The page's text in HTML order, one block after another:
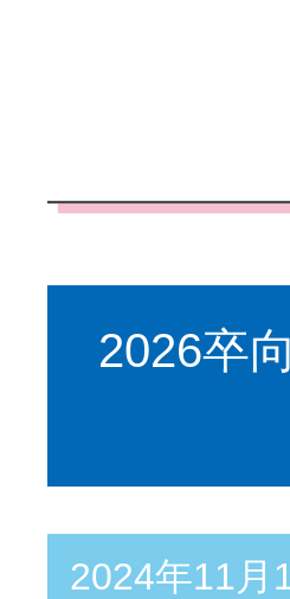
教育
看護部
スペシャ
勤務・福
2026卒
2024年11月